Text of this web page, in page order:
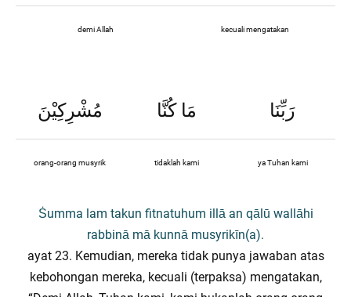
demi Allah kecuali mengatakan
مُشْرِكِيْنَ مَا كُنَّا رَبِّنَا
orang-orang musyrik tidaklah kami ya Tuhan kami
Ṡumma lam takun fitnatuhum illā an qālū wallāhi
rabbinā mā kunnā musyrikīn(a).
ayat 23. Kemudian, mereka tidak punya jawaban atas
kebohongan mereka, kecuali (terpaksa) mengatakan,